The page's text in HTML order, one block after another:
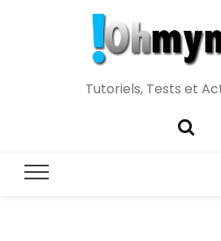
Tutoriels, Tests et